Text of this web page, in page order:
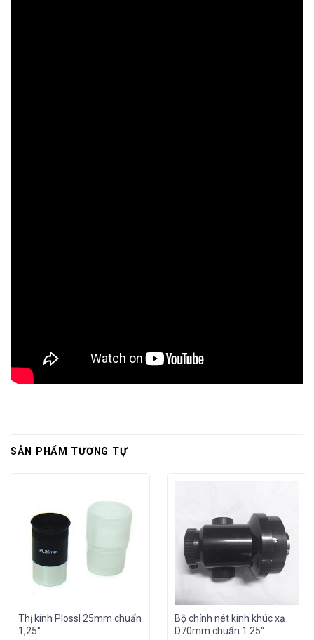
SẢN PHẨM TƯƠNG TỰ
Thị kính Plossl 25mm chuẩn
1,25″
Bộ chỉnh nét kính khúc xạ
D70mm chuẩn 1.25″